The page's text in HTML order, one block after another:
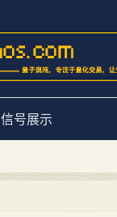
信号展示